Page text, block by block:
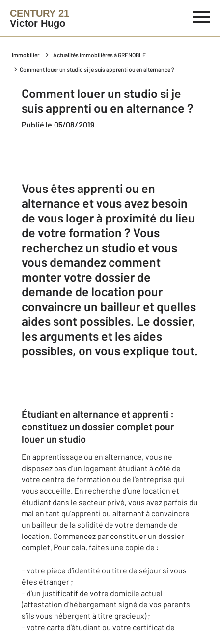
CENTURY 21
Victor Hugo
Immobilier Actualités immobilières à GRENOBLE
Comment louer un studio si je suis apprenti ou en alternance ?
Comment louer un studio si je
suis apprenti ou en alternance ?
Publié le 05/08/2019
Vous êtes apprenti ou en
alternance et vous avez besoin
de vous loger à proximité du lieu
de votre formation ? Vous
recherchez un studio et vous
vous demandez comment
monter votre dossier de
demande de location pour
convaincre un bailleur et quelles
aides sont possibles. Le dossier,
les arguments et les aides
possibles, on vous explique tout.
Étudiant en alternance et apprenti :
constituez un dossier complet pour
louer un studio
En apprentissage ou en alternance, vous ne
disposez pas d’un logement étudiant à côté de
votre centre de formation ou de l’entreprise qui
vous accueille. En recherche d’une location et
étudiant dans le secteur privé, vous avez parfois du
mal en tant qu’apprenti ou alternant à convaincre
un bailleur de la solidité de votre demande de
location. Commencez par constituer un dossier
complet. Pour cela, faites une copie de :
– votre pièce d’identité ou titre de séjour si vous
êtes étranger ;
– d’un justificatif de votre domicile actuel
(attestation d’hébergement signé de vos parents
s’ils vous hébergent à titre gracieux) ;
– votre carte d’étudiant ou votre certificat de